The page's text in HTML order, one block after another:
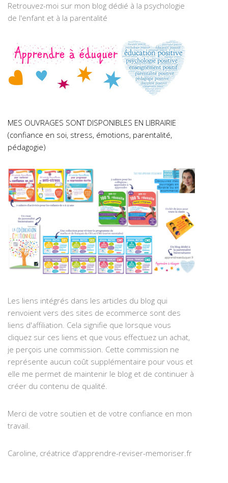
Retrouvez-moi sur mon blog dédié à la psychologie
de l'enfant et à la parentalité
MES OUVRAGES SONT DISPONIBLES EN LIBRAIRIE
(confiance en soi, stress, émotions, parentalité,
pédagogie)
Les liens intégrés dans les articles du blog qui
renvoient vers des sites de ecommerce sont des
liens d'affiliation. Cela signifie que lorsque vous
cliquez sur ces liens et que vous effectuez un achat,
je perçois une commission. Cette commission ne
représente aucun coût supplémentaire pour vous et
elle me permet de maintenir le blog et de continuer à
créer du contenu de qualité.
Merci de votre soutien et de votre confiance en mon
travail.
Caroline, créatrice d'apprendre-reviser-memoriser.fr